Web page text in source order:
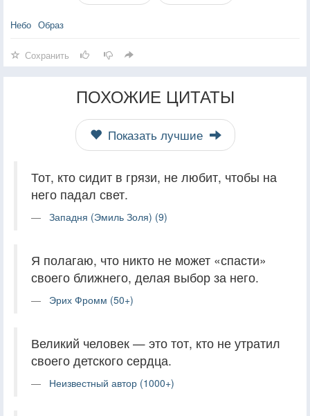
Небо Образ
Сохранить
ПОХОЖИЕ ЦИТАТЫ
Показать лучшие
Тот, кто сидит в грязи, не любит, чтобы на
него падал свет.
Западня (Эмиль Золя) (9)
Я полагаю, что никто не может «спасти»
своего ближнего, делая выбор за него.
Эрих Фромм (50+)
Великий человек — это тот, кто не утратил
своего детского сердца.
Неизвестный автор (1000+)